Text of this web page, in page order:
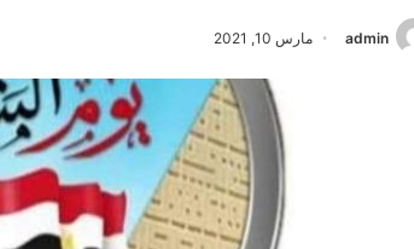
admin مارس 10, 2021